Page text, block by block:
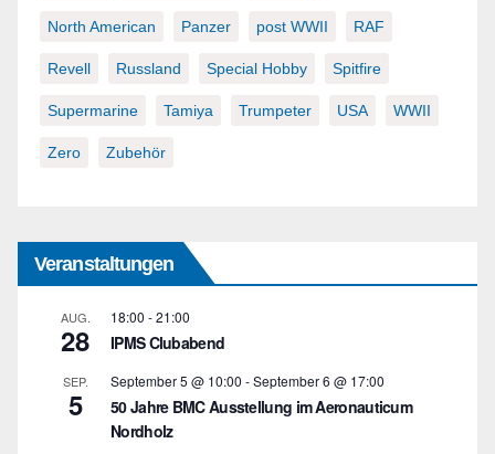
North American Panzer post WWII RAF
Revell Russland Special Hobby Spitfire
Supermarine Tamiya Trumpeter USA WWII
Zero Zubehör
Veranstaltungen
AUG.
28
18:00 -21:00
IPMS Clubabend
SEP.
5
September 5 @ 10:00 -September 6 @ 17:00
50 Jahre BMC Ausstellung im Aeronauticum
Nordholz